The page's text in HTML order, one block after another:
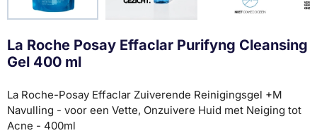
La Roche Posay Effaclar Purifyng Cleansing
Gel 400 ml
La Roche-Posay Effaclar Zuiverende Reinigingsgel +M
Navulling - voor een Vette, Onzuivere Huid met Neiging tot
Acne - 400ml